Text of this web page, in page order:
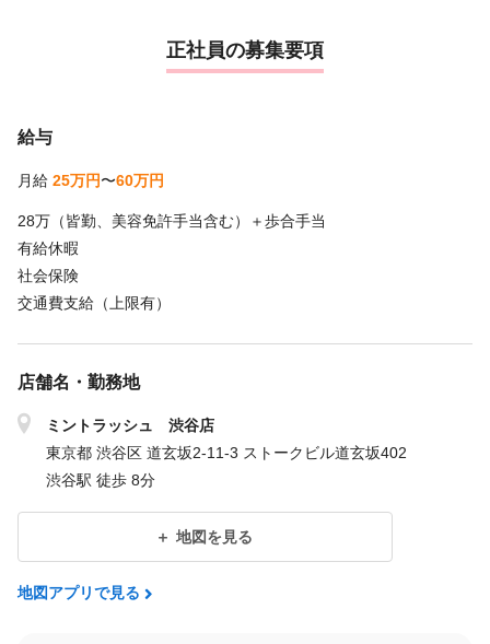
正社員の募集要項
給与
月給 25万円〜60万円
28万（皆勤、美容免許手当含む）＋歩合手当
有給休暇
社会保険
交通費支給（上限有）
店舗名・勤務地
ミントラッシュ 渋谷店
東京都 渋谷区 道玄坂2-11-3 ストークビル道玄坂402
渋谷駅 徒歩 8分
地図を見る
地図アプリで見る